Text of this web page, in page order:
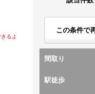
るよ
この条件で
間取り
駅徒歩